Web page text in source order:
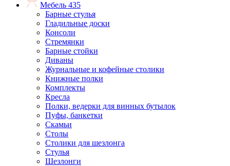
Мебель 435
Барные стулья
Гладильные доски
Консоли
Стремянки
Барные стойки
Диваны
Журнальные и кофейные столики
Книжные полки
Комплекты
Кресла
Полки, ведерки для винных бутылок
Пуфы, банкетки
Скамьи
Столы
Столики для шезлонга
Стулья
Шезлонги